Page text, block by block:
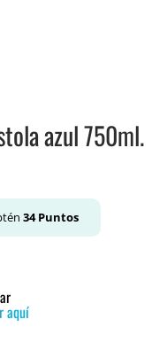
azul 750ml.
34Puntos
aquí